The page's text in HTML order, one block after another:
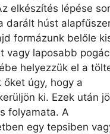
elkészítés lépése
darált húst
formázunk belőle
vagy laposabb
helyezzük el a
őket úgy, hogy a
ki. Ezek után
folyamata. A
egy tepsiben